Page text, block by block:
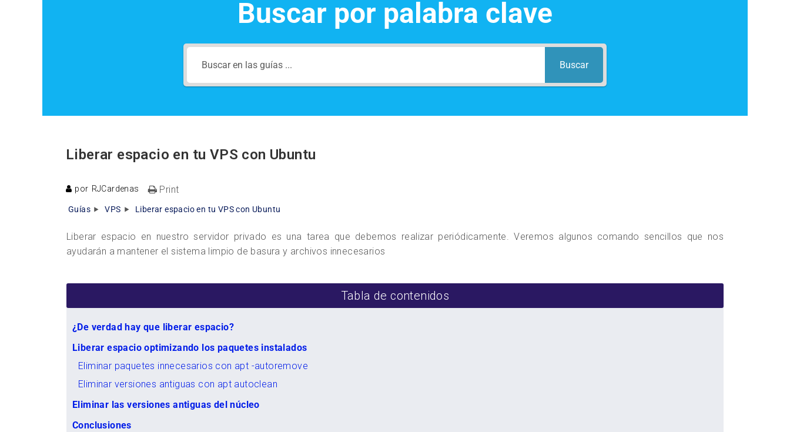
Buscar por palabra clave
Buscar
Liberar espacio en tu VPS con Ubuntu
por RJCardenas Print
Guías VPS Liberar espacio en tu VPS con Ubuntu
Liberar espacio en nuestro servidor privado es una tarea que debemos realizar periódicamente. Veremos algunos comando sencillos que nos
ayudarán a mantener el sistema limpio de basura y archivos innecesarios
Tabla de contenidos
¿De verdad hay que liberar espacio?
Liberar espacio optimizando los paquetes instalados
Eliminar paquetes innecesarios con apt -autoremove
Eliminar versiones antiguas con apt autoclean
Eliminar las versiones antiguas del núcleo
Conclusiones